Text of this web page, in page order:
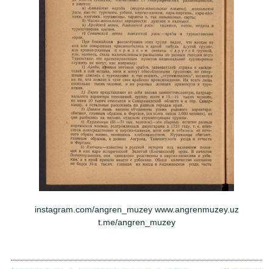
instagram.com/angren_muzey www.angrenmuzey.uz
t.me/angren_muzey